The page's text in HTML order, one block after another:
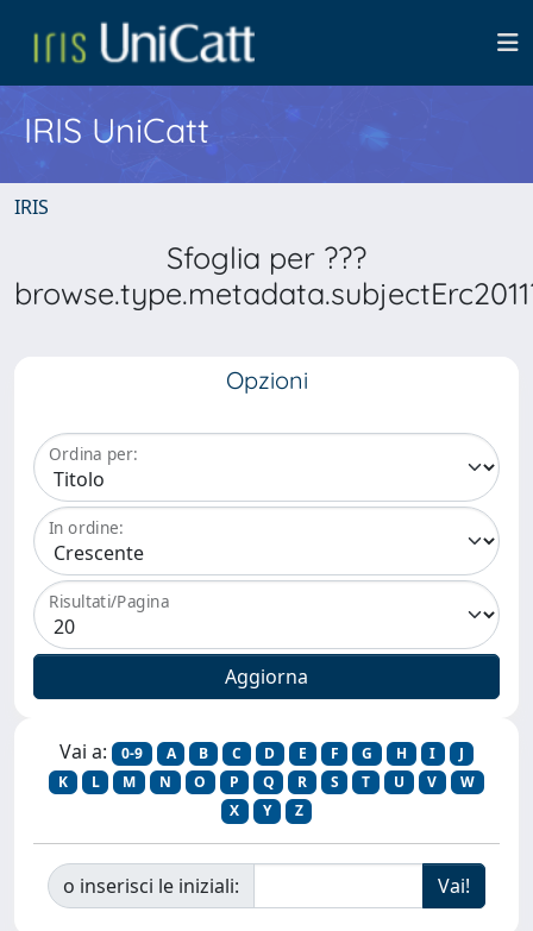
IRIS UniCatt
IRIS
Sfoglia per ???
Opzioni
Ordina per:
In ordine:
Risultati/Pagina
Vai a: 0-9 A B C D E F G H I
J
K
L M N O P Q R S T U V
W
X
Y Z
o inserisci le iniziali: